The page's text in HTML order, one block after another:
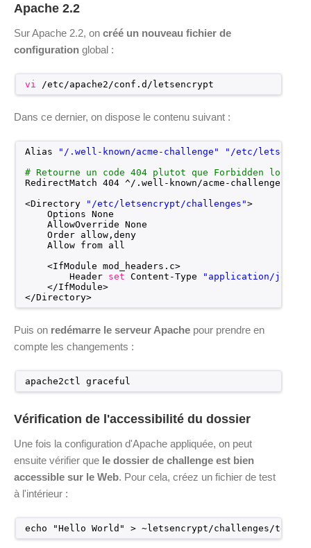
Apache 2.2
Sur Apache 2.2, on créé un nouveau fichier de
configuration global :
vi /etc/apache2/conf .d /letsencrypt
Dans ce dernier, on dispose le contenu suivant :
Alias "/.well-known/acme-challenge"
"/etc/
# Retourne un code 404 plutot que Forbidden
RedirectMatch 404 ^/.well-known/acme-challenge
<Directory
"/etc/letsencrypt/challenges">
Options None
AllowOverride None
Order allow,deny
Allow from all
<IfModule mod_headers.c>
Header set Content-Type
"application/
</IfModule>
</Directory>
Puis on redémarre le serveur Apache pour prendre en
compte les changements :
apache2ctl graceful
Vérification de l'accessibilité du dossier
Une fois la configuration d'Apache appliquée, on peut
ensuite vérifier que le dossier de challenge est bien
accessible sur le Web. Pour cela, créez un fichier de test
à l'intérieur :
echo "Hello World" > ~letsencrypt/challenges/